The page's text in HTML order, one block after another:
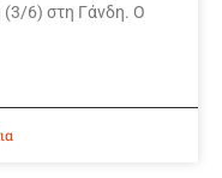
(3/6) στη Γάνδη. Ο